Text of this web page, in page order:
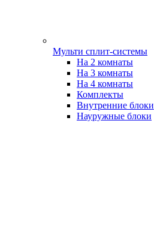
Мульти сплит-системы
На 2 комнаты
На 3 комнаты
На 4 комнаты
Комплекты
Внутренние блоки
Науружные блоки